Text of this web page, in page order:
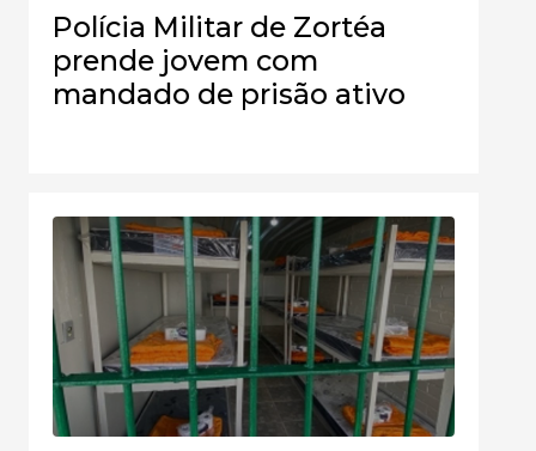
Polícia Militar de Zortéa
prende jovem com
mandado de prisão ativo